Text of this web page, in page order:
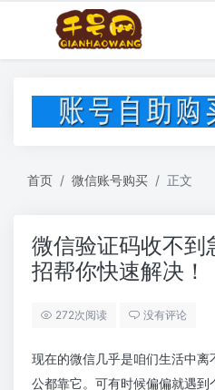
首页 微信账号购买 正文
微信验证码收不到
招帮你快速解决！
272次阅读 没有评论
现在的微信几乎是咱们生活中
公都靠它。可有时候偏偏就遇